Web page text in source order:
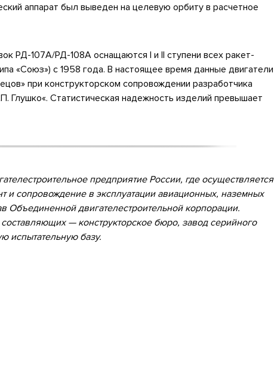
аппарат был выведен на целевую орбиту в расчетное
РД-107А/РД-108А оснащаются I и II ступени всех ракет-
«Союз») с 1958 года. В настоящее время данные двигатели
при конструкторском сопровождении разработчика
Статистическая надежность изделий превышает
предприятие России, где осуществляется
и сопровождение в эксплуатации авиационных, наземных
Объединенной двигателестроительной корпорации.
— конструкторское бюро, завод серийного
испытательную базу.